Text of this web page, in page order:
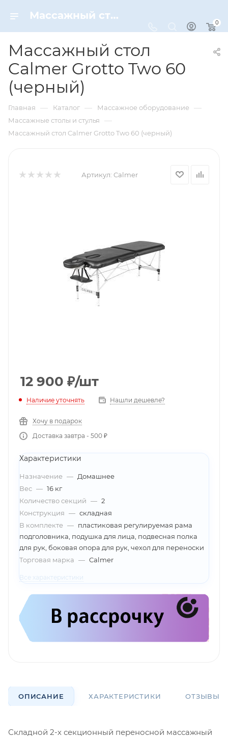
Массажный стол Calmer Grotto Two 60 (черный) – купить по цене 12900 руб. в интернет-магазине Dynamic-Sport
0
Массажный стол
Calmer Grotto Two 60
(черный)
Главная — Каталог — Массажное оборудование —
Массажные столы и стулья —
Массажный стол Calmer Grotto Two 60 (черный)
Артикул: Calmer
12 900 ₽/шт
Наличие уточнять Нашли дешевле?
Хочу в подарок
Доставка завтра - 500 ₽
Характеристики
Назначение — Домашнее
Вес — 16 кг
Количество секций — 2
Конструкция — складная
В комплекте — пластиковая регулируемая рама
подголовника, подушка для лица, подвесная полка
для рук, боковая опора для рук, чехол для переноски
Торговая марка — Calmer
Все характеристики
ОПИСАНИЕ ХАРАКТЕРИСТИКИ ОТЗЫВЫ
Складной 2-х секционный переносной массажный